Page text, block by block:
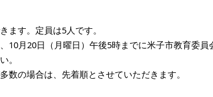
ます。定員は5人です。
10月20日（月曜日）午後5時までに米子市教育委
。
数の場合は、先着順とさせていただきます。